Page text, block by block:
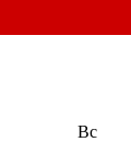
Вс